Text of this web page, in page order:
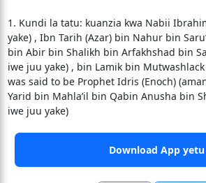
1. Kundi la tatu: kuanzia kwa Nabii
yake) , Ibn Tarih (Azar) bin Nahur bin
bin Abir bin Shalikh bin Arfakhshad bin
iwe juu yake) , bin Lamik bin
was said to be Prophet Idris (Enoch)
Yarid bin Mahla’il bin Qabin Anusha bin
iwe juu yake)
Download App yetu